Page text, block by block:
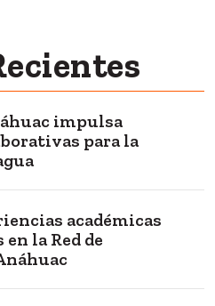
impulsa
para la
académicas
la Red de